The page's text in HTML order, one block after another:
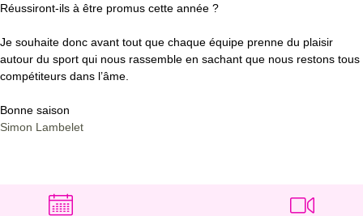
Réussiront-ils à être promus cette année ?
Je souhaite donc avant tout que chaque équipe prenne du plaisir
autour du sport qui nous rassemble en sachant que nous restons tous
compétiteurs dans l’âme.
Bonne saison
Simon Lambelet